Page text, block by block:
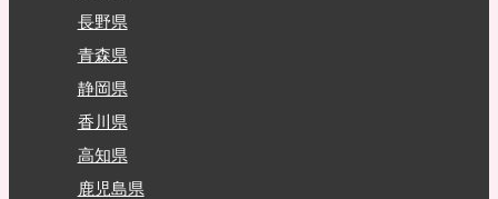
長野県
青森県
静岡県
香川県
高知県
鹿児島県